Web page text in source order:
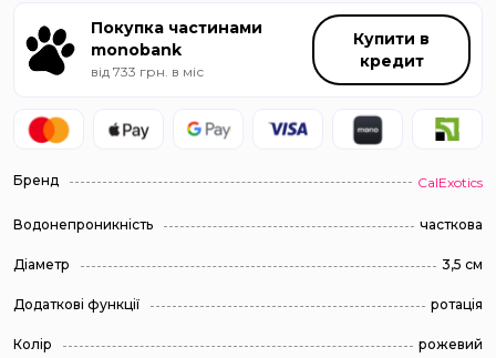
Покупка частинами
monobank
від 733 грн. в міс
Купити в
кредит
Бренд CalExotics
Водонепроникність часткова
Діаметр 3,5 см
Додаткові функції ротація
Колір рожевий